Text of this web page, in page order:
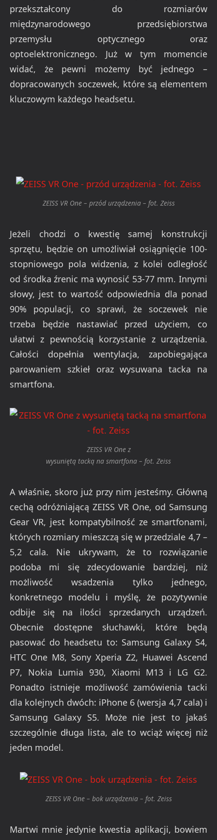
przekształcony do rozmiarów
międzynarodowego przedsiębiorstwa
przemysłu optycznego oraz
optoelektronicznego. Już w tym momencie
widać, że pewni możemy być jednego –
dopracowanych soczewek, które są elementem
kluczowym każdego headsetu.
ZEISS VR One – przód urządzenia – fot. Zeiss
Jeżeli chodzi o kwestię samej konstrukcji
sprzętu, będzie on umożliwiał osiągnięcie 100-
stopniowego pola widzenia, z kolei odległość
od środka źrenic ma wynosić 53-77 mm. Innymi
słowy, jest to wartość odpowiednia dla ponad
90% populacji, co sprawi, że soczewek nie
trzeba będzie nastawiać przed użyciem, co
ułatwi z pewnością korzystanie z urządzenia.
Całości dopełnia wentylacja, zapobiegająca
parowaniem szkieł oraz wysuwana tacka na
smartfona.
ZEISS VR One z
wysuniętą tacką na smartfona – fot. Zeiss
A właśnie, skoro już przy nim jesteśmy. Główną
cechą odróżniającą ZEISS VR One, od Samsung
Gear VR, jest kompatybilność ze smartfonami,
których rozmiary mieszczą się w przedziale 4,7 –
5,2 cala. Nie ukrywam, że to rozwiązanie
podoba mi się zdecydowanie bardziej, niż
możliwość wsadzenia tylko jednego,
konkretnego modelu i myślę, że pozytywnie
odbije się na ilości sprzedanych urządzeń.
Obecnie dostępne słuchawki, które będą
pasować do headsetu to: Samsung Galaxy S4,
HTC One M8, Sony Xperia Z2, Huawei Ascend
P7, Nokia Lumia 930, Xiaomi M13 i LG G2.
Ponadto istnieje możliwość zamówienia tacki
dla kolejnych dwóch: iPhone 6 (wersja 4,7 cala) i
Samsung Galaxy S5. Może nie jest to jakaś
szczególnie długa lista, ale to wciąż więcej niż
jeden model.
ZEISS VR One – bok urządzenia – fot. Zeiss
Martwi mnie jedynie kwestia aplikacji, bowiem